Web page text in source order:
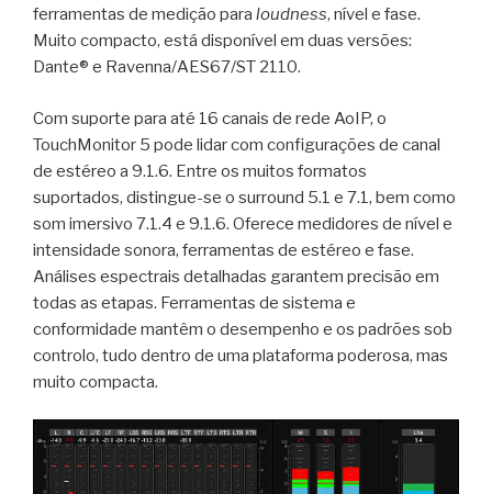
ferramentas de medição para loudness, nível e fase.
Muito compacto, está disponível em duas versões:
Dante® e Ravenna/AES67/ST 2110.
Com suporte para até 16 canais de rede AoIP, o
TouchMonitor 5 pode lidar com configurações de canal
de estéreo a 9.1.6. Entre os muitos formatos
suportados, distingue-se o surround 5.1 e 7.1, bem como
som imersivo 7.1.4 e 9.1.6. Oferece medidores de nível e
intensidade sonora, ferramentas de estéreo e fase.
Análises espectrais detalhadas garantem precisão em
todas as etapas. Ferramentas de sistema e
conformidade mantêm o desempenho e os padrões sob
controlo, tudo dentro de uma plataforma poderosa, mas
muito compacta.